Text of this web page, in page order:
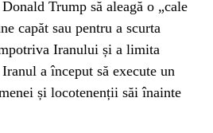
Trump să aleagă o „cale
capăt sau pentru a scurta
Iranului și a limita
a început să execute un
și locotenenții săi înainte